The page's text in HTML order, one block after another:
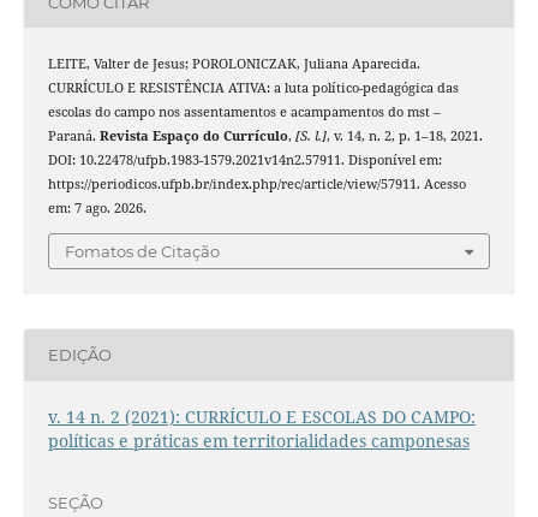
LEITE, Valter de Jesus; POROLONICZAK, Juliana Aparecida.
CURRÍCULO E RESISTÊNCIA ATIVA: a luta político-pedagógica das
escolas do campo nos assentamentos e acampamentos do mst –
Paraná. Revista Espaço do Currículo, [S. l.], v. 14, n. 2, p. 1–18, 2021.
DOI: 10.22478/ufpb.1983-1579.2021v14n2.57911. Disponível em:
https://periodicos.ufpb.br/index.php/rec/article/view/57911. Acesso
em: 7 ago. 2026.
Fomatos de Citação
EDIÇÃO
v. 14 n. 2 (2021): CURRÍCULO E ESCOLAS DO CAMPO:
políticas e práticas em territorialidades camponesas
SEÇÃO